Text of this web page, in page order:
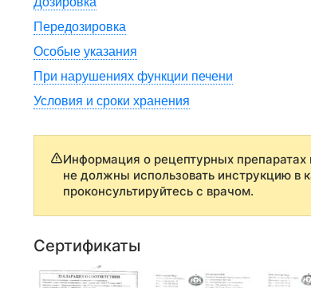
Передозировка
Особые указания
При нарушениях функции печени
Условия и сроки хранения
Информация о рецептурных
не должны использовать инструкцию в
проконсультируйтесь с врачом.
Сертификаты